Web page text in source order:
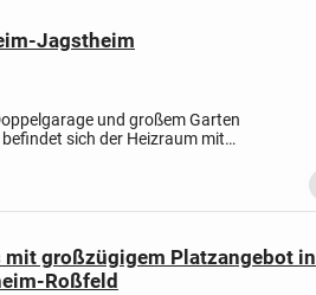
Jagstheim
und großem Garten
sich der Heizraum mit
großzügigem Platzangebot in
Roßfeld